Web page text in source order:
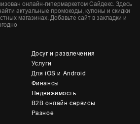
онлайн-гипермаркетом Сайдекс. Здесь
актуальные промокоды, купоны и скидки
магазинах. Добавьте сайт в закладки и
Досуг и развлечения
Услуги
Для iOS и Android
Финансы
Недвижимость
B2B онлайн сервисы
Разное